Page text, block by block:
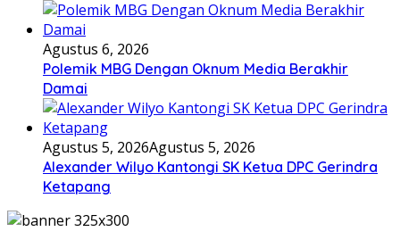
Agustus 6, 2026
Polemik MBG Dengan Oknum Media Berakhir
Damai
Agustus 5, 2026Agustus 5, 2026
Alexander Wilyo Kantongi SK Ketua DPC Gerindra
Ketapang